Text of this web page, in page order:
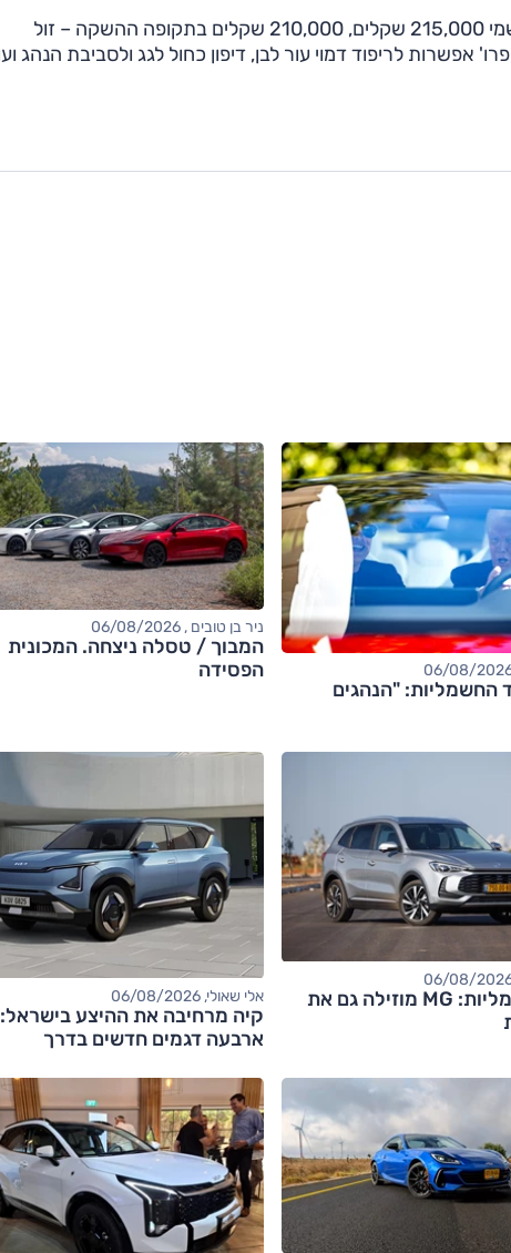
בגרסת 86 קוט"ש גם רמת האבזור 'פרו' שמחירה הרשמי 215,000 שקלים, 210,000 שקלים בתקופה ההשקה – זול
החשמליות: "הנהגים
ניר בן טובים , 06/08/2026
המבוך / טסלה ניצחה. המכונית
הפסידה
אחרי החשמליות: MG מוזילה גם את
אלי שאולי, 06/08/2026
קיה מרחיבה את ההיצע בישראל:
ארבעה דגמים חדשים בדרך